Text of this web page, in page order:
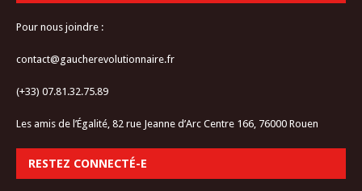
Pour nous joindre :
contact@gaucherevolutionnaire.fr
(+33) 07.81.32.75.89
Les amis de l’Égalité, 82 rue Jeanne d’Arc Centre 166, 76000 Rouen
RESTEZ CONNECTÉ-E